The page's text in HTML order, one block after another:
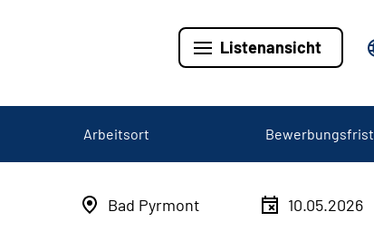
Listenansicht
Arbeitsort Bewerbungsfrist
Bad Pyrmont 10.05.2026